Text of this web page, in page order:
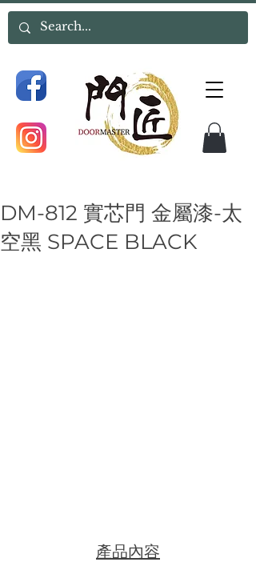
DM-812 實芯門 金屬漆-太
空黑 SPACE BLACK
產品內容